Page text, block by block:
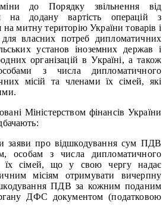
до Порядку звільнення від
на додану вартість операцій з
на митну територію України товарів і
для власних потреб дипломатичних
установ іноземних держав і
організацій в Україні, а також
з числа дипломатичного
місій та членами їх сімей, які
Міністерством фінансів України
заяви про відшкодування сум ПДВ
особам з числа дипломатичного
їх сімей, що у свою чергу надає
місіям отримувати вичерпну
ПДВ за кожним поданим
ДФС документом (податковою